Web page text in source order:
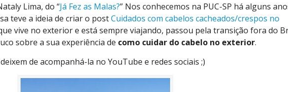
Lima, do “Já Fez as Malas?” Nos conhecemos na PUC-SP há alguns
teve a ideia de criar o postCuidados com cabelos cacheados/crespos no
vive no exterior e está sempre viajando, passou pela transição fora do
sobre a sua experiência de como cuidar do cabelo no exterior.
de acompanhá-la no YouTube e redes sociais ;)